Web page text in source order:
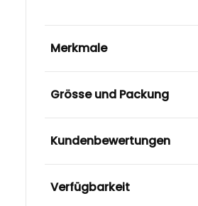
Merkmale
Grösse und Packung
Kundenbewertungen
Verfügbarkeit